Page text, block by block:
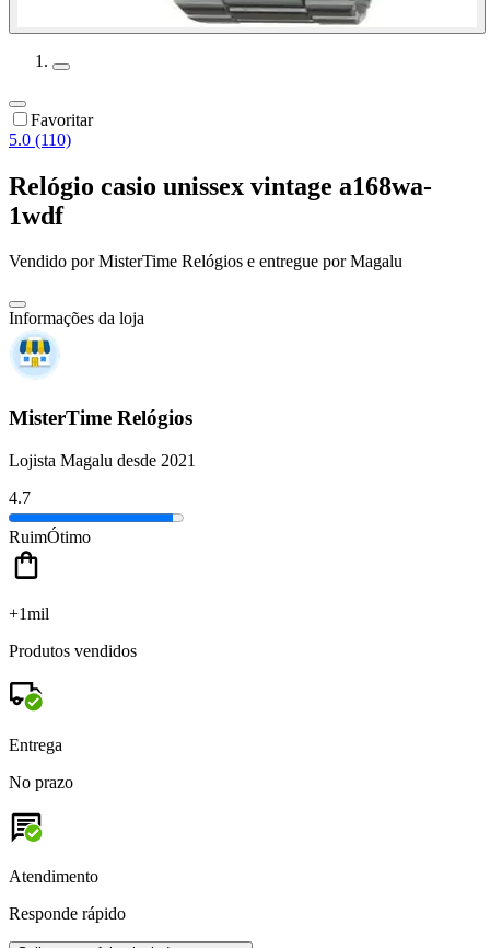
Favoritar
5.0 (110)
Relógio casio unissex vintage a168wa-
1wdf
Vendido porMisterTime Relógios e entregue por Magalu
Informações da loja
MisterTime Relógios
Lojista Magalu desde 2021
4.7
RuimÓtimo
+1mil
Produtos vendidos
Entrega
No prazo
Atendimento
Responde rápido